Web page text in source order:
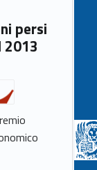
persi
2013